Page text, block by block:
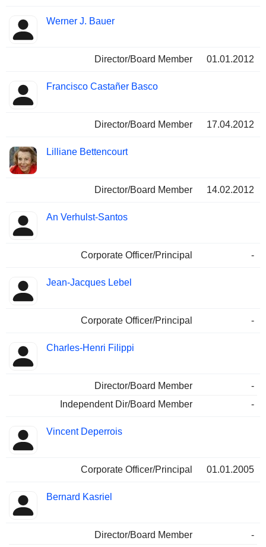
Werner J. Bauer
Director/Board Member 01.01.2012
Francisco Castañer Basco
Director/Board Member 17.04.2012
Lilliane Bettencourt
Director/Board Member 14.02.2012
An Verhulst-Santos
Corporate Officer/Principal -
Jean-Jacques Lebel
Corporate Officer/Principal -
Charles-Henri Filippi
Director/Board Member
-
Independent Dir/Board Member
-
Vincent Deperrois
Corporate Officer/Principal 01.01.2005
Bernard Kasriel
Director/Board Member
-